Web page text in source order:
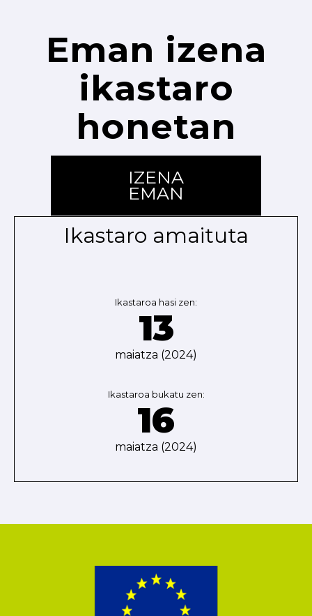
Eman izena
ikastaro
honetan
IZENA
EMAN
Ikastaro amaituta
Ikastaroa hasi zen:
13
maiatza (2024)
Ikastaroa bukatu zen:
16
maiatza (2024)